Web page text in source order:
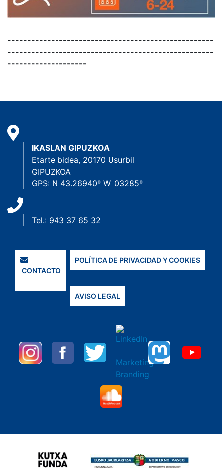
----------------------------------------------------
----------------------------------------------------
--------------------
IKASLAN GIPUZKOA
Etarte bidea, 20170 Usurbil
GIPUZKOA
GPS: N 43.26940º W: 03285º
Tel.: 943 37 65 32
CONTACTO
POLÍTICA DE PRIVACIDAD Y COOKIES
AVISO LEGAL